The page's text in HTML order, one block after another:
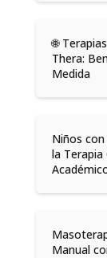
🌐
Thera:
Medida
Niños
la Terapia
Manual